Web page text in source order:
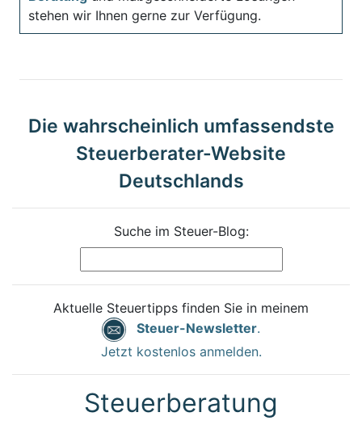
stehen wir Ihnen gerne zur Verfügung.
Die wahrscheinlich umfassendste
Steuerberater-Website
Deutschlands
Suche im Steuer-Blog:
Aktuelle Steuertipps finden Sie in meinem
Steuer-Newsletter.
Jetzt kostenlos anmelden.
Steuerberatung